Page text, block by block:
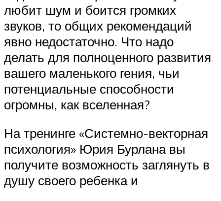
любит шум и боится громких
звуков, то общих рекомендаций
явно недостаточно. Что надо
делать для полноценного развития
вашего маленького гения, чьи
потенциальные способности
огромны, как вселенная?
На тренинге «Системно-векторная
психология» Юрия Бурлана вы
получите возможность заглянуть в
душу своего ребенка и